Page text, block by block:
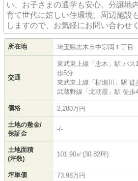
い、お子さまの通学も安心。分譲地
育て世代に嬉しい住環境。周辺施設
しますので、お気軽にお問い合わせ
所在地 埼玉県志木市中宗岡 １丁目
交通
東武東上線 「 志木 」駅 バ
歩5分
東武東上線 「 柳瀬川 」駅 徒
武蔵野線 「 北朝霞 」駅 徒歩
価格 2,280万円
土地の敷金/
保証金
-/-
土地面積
(坪数)
101.90㎡(30.82坪)
坪単価 73.98万円